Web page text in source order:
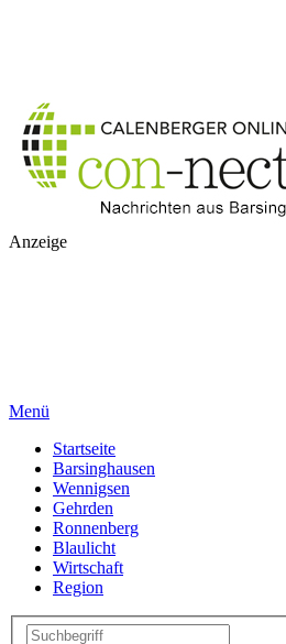
Anzeige
Menü
Startseite
Barsinghausen
Wennigsen
Gehrden
Ronnenberg
Blaulicht
Wirtschaft
Region